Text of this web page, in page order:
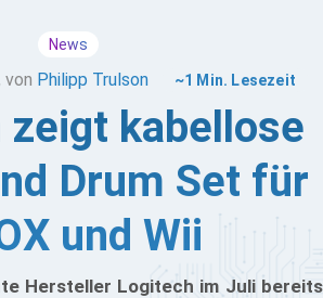
News
von Philipp Trulson ~1 Min. Lesezeit
kabellose
Drum Set für
und Wii
Hersteller Logitech im Juli bereits